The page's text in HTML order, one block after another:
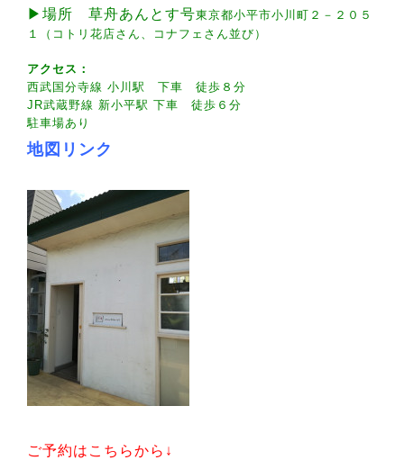
▶場所 草舟あんとす号東京都小平市小川町２－２０５
１（コトリ花店さん、コナフェさん並び）
アクセス：
西武国分寺線 小川駅 下車 徒歩８分
JR武蔵野線 新小平駅 下車 徒歩６分
駐車場あり
地図リンク
ご予約はこちらから↓